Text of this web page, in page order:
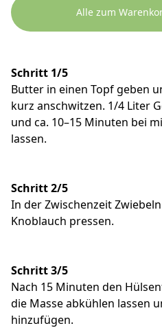
Alle zum
Schritt 1/5
Butter in einen Topf geben
kurz anschwitzen. 1/4 Liter
und ca. 10–15 Minuten bei
lassen.
Schritt 2/5
In der Zwischenzeit
Knoblauch pressen.
Schritt 3/5
Nach 15 Minuten den
die Masse abkühlen lassen
hinzufügen.